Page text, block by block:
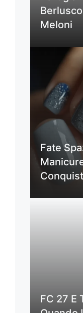
Meloni
Fate
FC 27 E